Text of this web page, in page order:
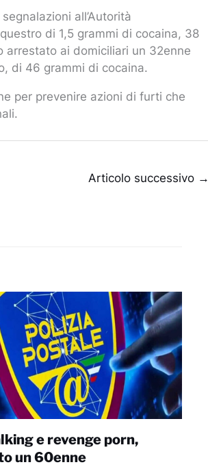
all’Autorità
di 1,5 grammi di cocaina, 38
arrestato ai domiciliari un 32enne
di 46 grammi di cocaina.
per prevenire azioni di furti che
Articolo successivo →
e revenge porn,
un 60enne